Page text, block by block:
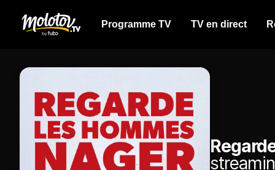
Programme TV TV en direct